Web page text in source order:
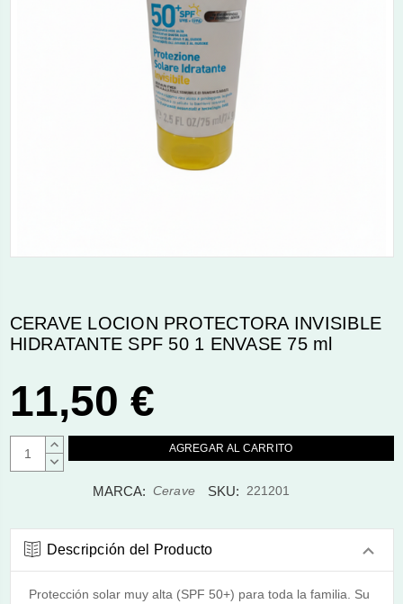
CERAVE LOCION PROTECTORA INVISIBLE
HIDRATANTE SPF 50 1 ENVASE 75 ml
11,50 €
AUMENTAR
CANTIDAD:
DISMINUIR
MARCA: Cerave SKU: 221201
Descripción del Producto
Protección solar muy alta (SPF 50+) para toda la familia. Su